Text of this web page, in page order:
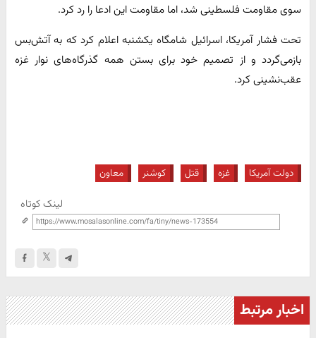
سوی مقاومت فلسطینی شد، اما مقاومت این ادعا را رد کرد.
تحت فشار آمریکا، اسرائیل شامگاه یکشنبه اعلام کرد که به آتش‌بس
بازمی‌گردد و از تصمیم خود برای بستن همه گذرگاه‌های نوار غزه
عقب‌نشینی کرد.
دولت آمریکا غزه قتل کوشنر معاون
لینک کوتاه
اخبار مرتبط